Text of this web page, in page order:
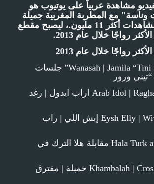
مشاهدة عربياً على يوتيوب هو
مع المطربة المغربية جميلة
البداوي بعدد مشاهدات أكثر 11 مليون.، ليصبح مقطع
رواجًا خلال عام 2013.
رواجًا خلال عام 2013
1- Wanasah | Jamila “Tini Warwar” جلسات
ورور
2- Arab Idol | Raghad Jaber اراب ايدول | رغد
3- Eysh Elly | Wives Rap إيش اللي | راب
4- Hala Turk at school مقابلة هلا الترك في
5- Khambalah | Cross Roads خمبلة | مفترق